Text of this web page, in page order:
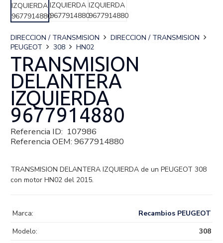
DIRECCION / TRANSMISION
DIRECCION / TRANSMISION
PEUGEOT
308 HN02
TRANSMISION
DELANTERA
IZQUIERDA
9677914880
Referencia ID: 107986
Referencia OEM: 9677914880
TRANSMISION DELANTERA IZQUIERDA de un PEUGEOT 308
con motor HN02 del 2015.
Marca:
Recambios PEUGEOT
Modelo:
308